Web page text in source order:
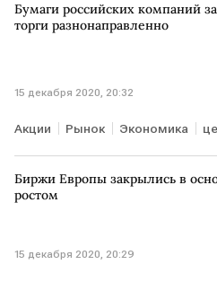
Бумаги российских компаний
торги разнонаправленно
15 декабря 2020, 20:32
Акции Рынок Экономика
Биржи Европы закрылись в
ростом
15 декабря 2020, 20:29